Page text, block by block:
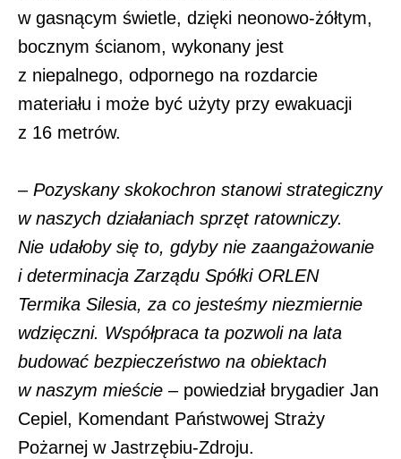
w gasnącym świetle, dzięki neonowo-żółtym,
bocznym ścianom, wykonany jest
z niepalnego, odpornego na rozdarcie
materiału i może być użyty przy ewakuacji
z 16 metrów.
– Pozyskany skokochron stanowi strategiczny
w naszych działaniach sprzęt ratowniczy.
Nie udałoby się to, gdyby nie zaangażowanie
i determinacja Zarządu Spółki ORLEN
Termika Silesia, za co jesteśmy niezmiernie
wdzięczni. Współpraca ta pozwoli na lata
budować bezpieczeństwo na obiektach
w naszym mieście – powiedział brygadier Jan
Cepiel, Komendant Państwowej Straży
Pożarnej w Jastrzębiu-Zdroju.